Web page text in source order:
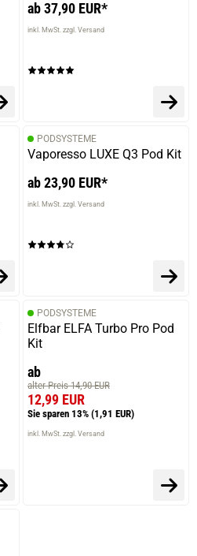
ab 37,90 EUR*
inkl. MwSt. zzgl. Versand
PODSYSTEME
Vaporesso LUXE Q3 Pod Kit
ab 23,90 EUR*
inkl. MwSt. zzgl. Versand
PODSYSTEME
Elfbar ELFA Turbo Pro Pod
Kit
ab
alter Preis 14,90 EUR
12,99 EUR
Sie sparen 13% (1,91 EUR)
inkl. MwSt. zzgl. Versand